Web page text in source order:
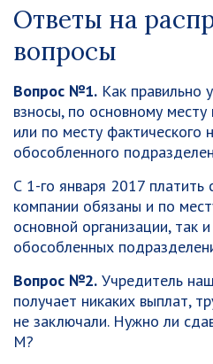
Ответы на
вопросы
Вопрос №1. Как правильно
взносы, по основному
или по месту фактического
обособленного
С 1-го января 2017 платить
компании обязаны и по
основной организации,
обособленных
Вопрос №2. Учредитель
получает никаких выплат,
не заключали. Нужно ли
М?